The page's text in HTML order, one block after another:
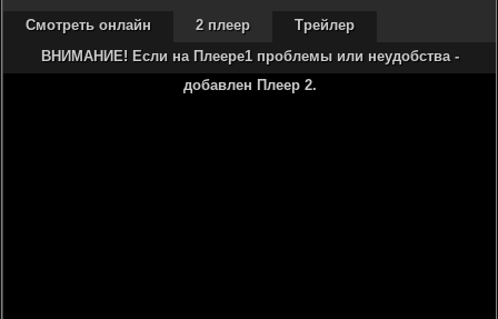
Смотреть онлайн 2 плеер
Трейлер
ВНИМАНИЕ! Если на Плеере1 проблемы или неудобства -
добавлен Плеер 2.